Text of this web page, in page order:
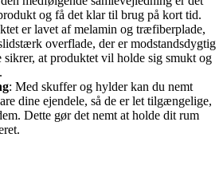
og få det klar til brug på kort tid.
er lavet af melamin og træfiberplade,
overflade, der er modstandsdygtig
sikrer, at produktet vil holde sig smukt og
: Med skuffer og hylder kan du nemt
dine ejendele, så de er let tilgængelige,
Dette gør det nemt at holde dit rum